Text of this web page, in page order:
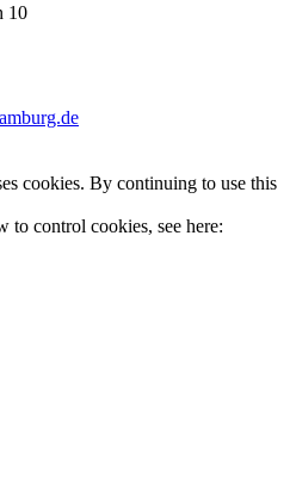
10
cookies. By continuing to use this
control cookies, see here: